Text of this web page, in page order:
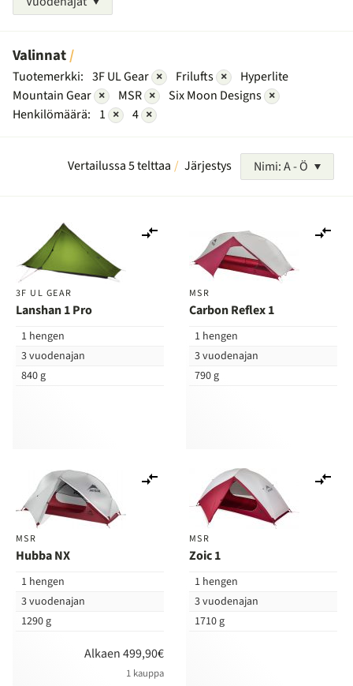
Valinnat
Tuotemerkki: 3F UL Gear × Frilufts ×
Hyperlite
Mountain Gear × MSR × Six Moon Designs ×
Henkilömäärä: 1 × 4 ×
Vertailussa 5 telttaa Järjestys Nimi: A - Ö
3F UL GEAR
Lanshan 1 Pro
1 hengen
3 vuodenajan
840 g
vertailuun
MSR
Carbon Reflex 1
1 hengen
3 vuodenajan
790 g
MSR
Hubba NX
1 hengen
3 vuodenajan
1290 g
Alkaen 499,90€
1 kauppa
vertailuun
MSR
Zoic 1
1 hengen
3 vuodenajan
1710 g